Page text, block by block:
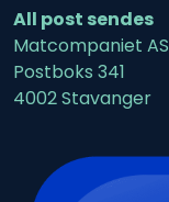
All post sendes
Matcompaniet AS
Postboks 341
4002 Stavanger